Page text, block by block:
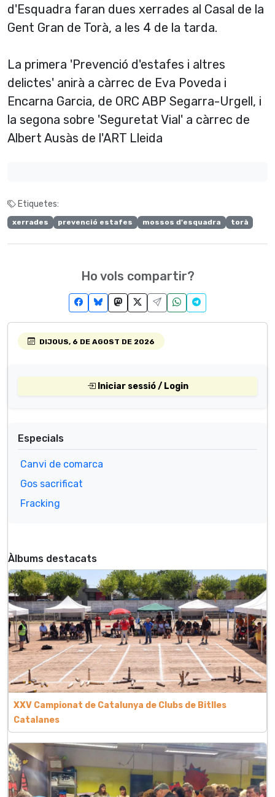
d'Esquadra faran dues xerrades al Casal de la
Gent Gran de Torà, a les 4 de la tarda.
La primera 'Prevenció d'estafes i altres
delictes' anirà a càrrec de Eva Poveda i
Encarna Garcia, de ORC ABP Segarra-Urgell, i
la segona sobre 'Seguretat Vial' a càrrec de
Albert Ausàs de l'ART Lleida
Etiquetes:
xerrades prevenció estafes mossos d'esquadra torà
Ho vols compartir?
DIJOUS, 6 DE AGOST DE 2026
Iniciar sessió / Login
Especials
Canvi de comarca
Gos sacrificat
Fracking
Àlbums destacats
XXV Campionat de Catalunya de Clubs de Bitlles
Catalanes